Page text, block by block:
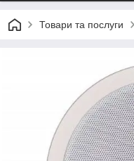
Товари та послуги